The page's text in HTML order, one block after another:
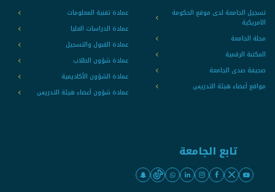
تسجيل الجامعة لدى موقع الحكومة
الامريكية
مجلة الجامعة
المكتبة الرقمية
صحيفة صدى الجامعة
مواقع أعضاء هيئة التدريس
عمادة تقنية المعلومات
عمادة الدراسات العليا
عمادة القبول والتسجيل
عمادة شؤون الطلاب
عمادة الشؤون الأكاديمية
عمادة شؤون أعضاء هيئة التدريس
تابع الجامعة